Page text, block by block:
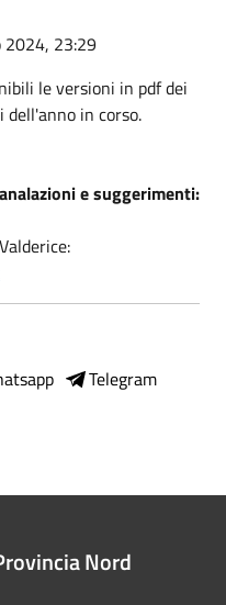
2024, 23:29
le versioni in pdf dei
in corso.
e suggerimenti:
Telegram
Nord